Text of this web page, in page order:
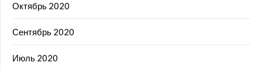
Октябрь 2020
Сентябрь 2020
Июль 2020